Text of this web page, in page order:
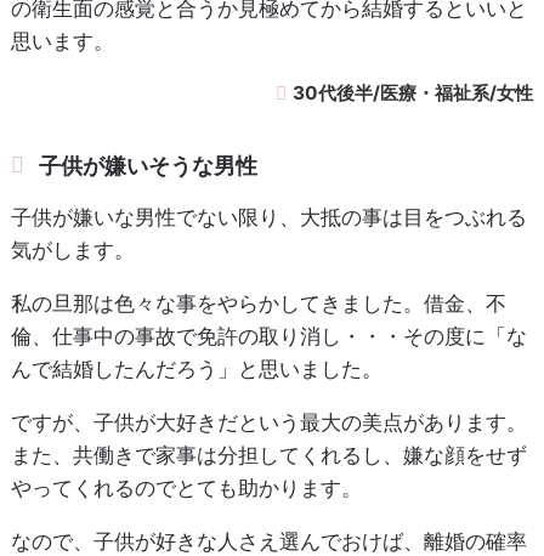
の衛生面の感覚と合うか見極めてから結婚するといいと
思います。
30代後半/医療・福祉系/女性
子供が嫌いそうな男性
子供が嫌いな男性でない限り、大抵の事は目をつぶれる
気がします。
私の旦那は色々な事をやらかしてきました。借金、不
倫、仕事中の事故で免許の取り消し・・・その度に「な
んで結婚したんだろう」と思いました。
ですが、子供が大好きだという最大の美点があります。
また、共働きで家事は分担してくれるし、嫌な顔をせず
やってくれるのでとても助かります。
なので、子供が好きな人さえ選んでおけば、離婚の確率